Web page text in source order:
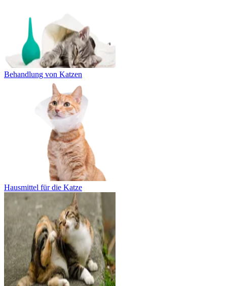
Behandlung von Katzen
Hausmittel für die Katze